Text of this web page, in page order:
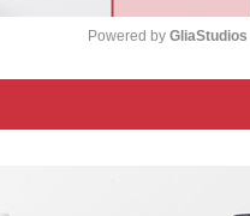
Powered by GliaStudios